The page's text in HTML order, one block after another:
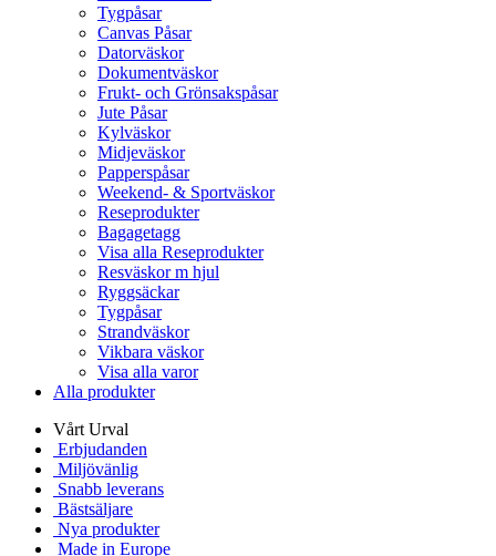
Tygpåsar
Canvas Påsar
Datorväskor
Dokumentväskor
Frukt- och Grönsakspåsar
Jute Påsar
Kylväskor
Midjeväskor
Papperspåsar
Weekend- & Sportväskor
Reseprodukter
Bagagetagg
Visa alla Reseprodukter
Resväskor m hjul
Ryggsäckar
Tygpåsar
Strandväskor
Vikbara väskor
Visa alla varor
Alla produkter
Vårt Urval
Erbjudanden
Miljövänlig
Snabb leverans
Bästsäljare
Nya produkter
Made in Europe